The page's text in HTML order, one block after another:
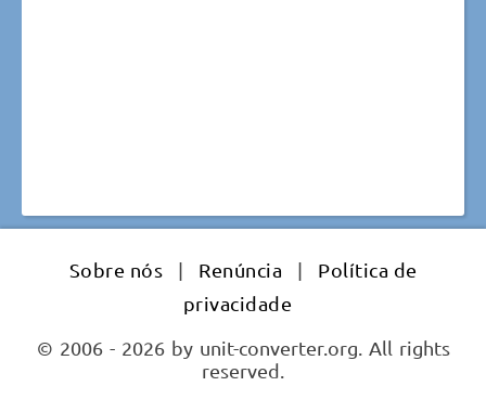
Sobre nós | Renúncia |
Política de
privacidade
© 2006 - 2026 by unit-converter.org. All rights
reserved.